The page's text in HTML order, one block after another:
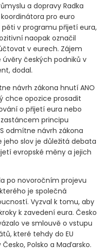
a dopravy Radka
pro euro
v programu přijetí eura,
naopak označil
v eurech. Zájem
českých podniků v
dodal.
návrh zákona hnutí ANO
chce opozice prosadit
o přijetí eura nebo
principu
odmítne návrh zákona
jeho slov je důležitá debata
evropské měny a jejich
po novoročním projevu
je společná
Vyzval k tomu, aby
k zavedení eura. Česko
ve smlouvě o vstupu
které tehdy do EU
Polsko a Maďarsko.